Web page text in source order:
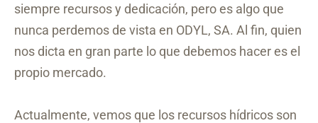
siempre recursos y dedicación, pero es algo que
nunca perdemos de vista en ODYL, SA. Al fin, quien
nos dicta en gran parte lo que debemos hacer es el
propio mercado.
Actualmente, vemos que los recursos hídricos son